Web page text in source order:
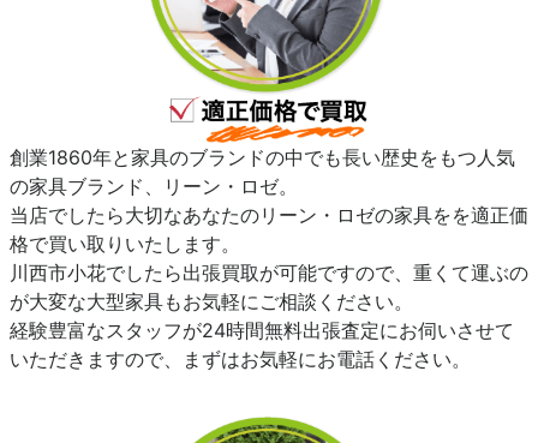
創業1860年と家具のブランドの中でも長い歴史をもつ人気
の家具ブランド、リーン・ロゼ。
当店でしたら大切なあなたのリーン・ロゼの家具をを適正価
格で買い取りいたします。
川西市小花でしたら出張買取が可能ですので、重くて運ぶの
が大変な大型家具もお気軽にご相談ください。
経験豊富なスタッフが24時間無料出張査定にお伺いさせて
いただきますので、まずはお気軽にお電話ください。